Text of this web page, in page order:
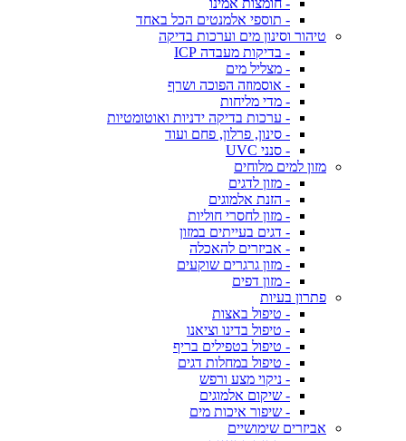
- חומצות אמינו
- תוספי אלמנטים הכל באחד
טיהור וסינון מים וערכות בדיקה
- בדיקות מעבדה ICP
- מצליל מים
- אוסמוזה הפוכה ושרף
- מדי מליחות
- ערכות בדיקה ידניות ואוטומטיות
- סינון, פרלון, פחם ועוד
- סנני UVC
מזון למים מלוחים
- מזון לדגים
- הזנת אלמוגים
- מזון לחסרי חוליות
- דגים בעייתים במזון
- אביזרים להאכלה
- מזון גרגרים שוקעים
- מזון דפים
פתרון בעיות
- טיפול באצות
- טיפול בדינו וציאנו
- טיפול בטפילים בריף
- טיפול במחלות דגים
- ניקוי מצע ורפש
- שיקום אלמוגים
- שיפור איכות מים
אביזרים שימושיים